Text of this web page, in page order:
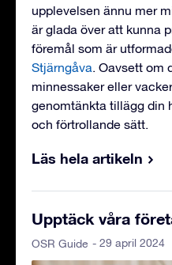
upplevelsen ännu mer
är glada över att kunna
föremål som är
Stjärngåva. Oavsett om
minnessaker eller
genomtänkta tillägg din
och förtrollande sätt.
Läs hela artikeln
Upptäck våra
OSR Guide - 29 april 2024